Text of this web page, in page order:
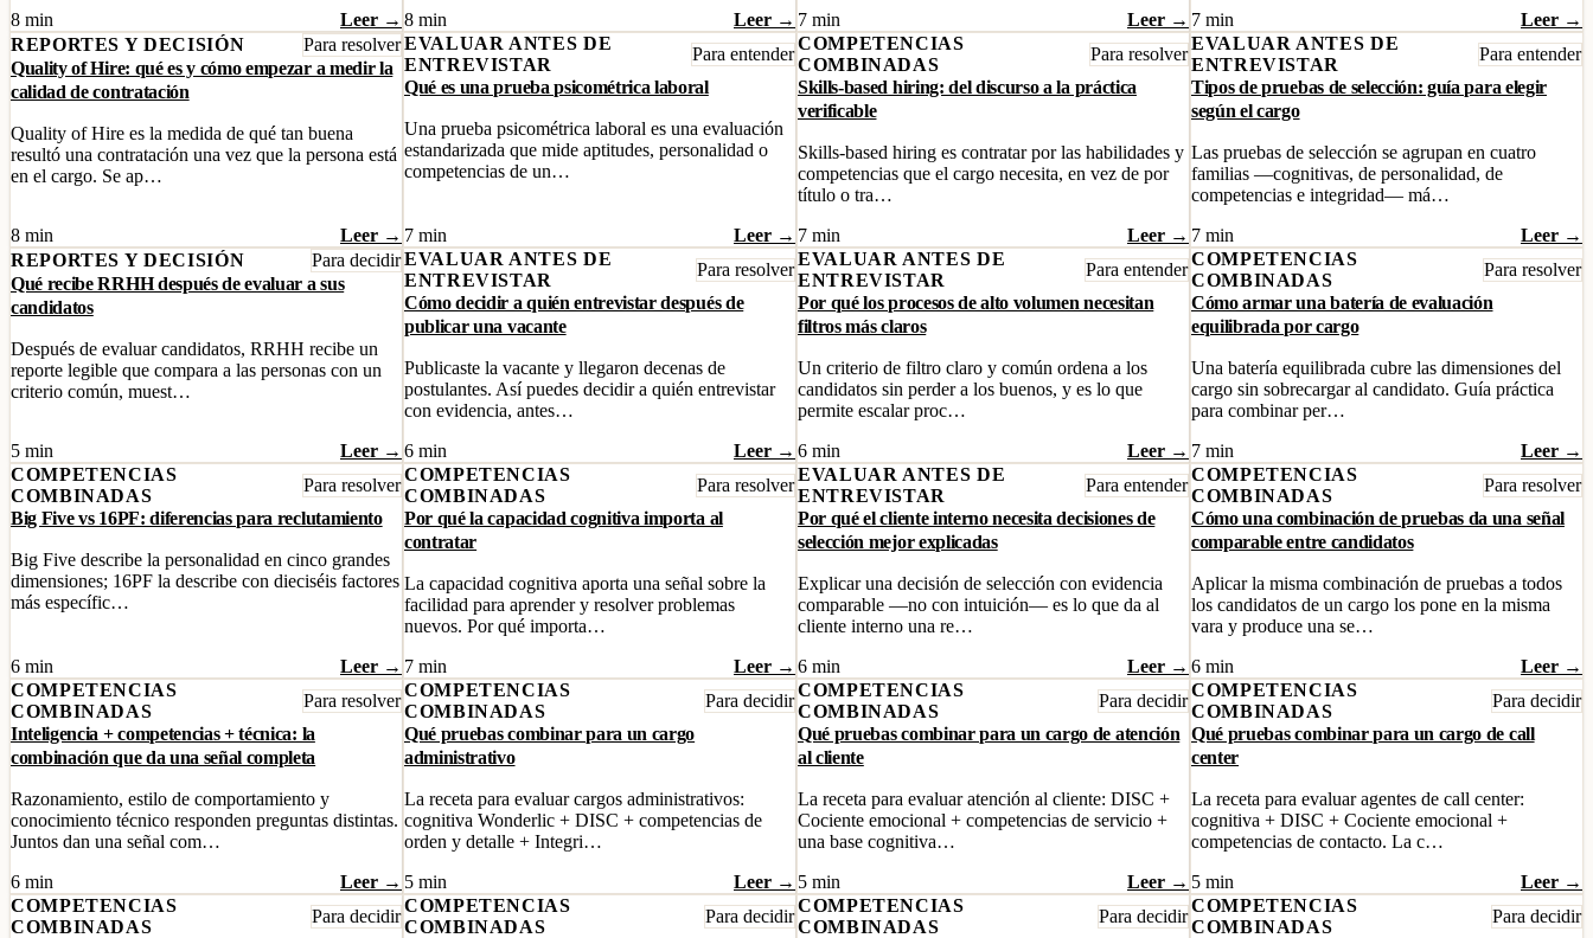
8 min
Leer → 8 min
Leer → 7 min Leer → 7 min
Leer →
REPORTES Y DECISIÓN
Para resolver
Quality of Hire: qué es y cómo empezar a medir la
calidad de contratación
Quality of Hire es la medida de qué tan buena
resultó una contratación una vez que la persona está
en el cargo. Se ap…
8 min Leer →
EVALUAR ANTES DE
ENTREVISTAR
Para entender
Qué es una prueba psicométrica laboral
Una prueba psicométrica laboral es una evaluación
estandarizada que mide aptitudes, personalidad o
competencias de un…
7 min Leer →
COMPETENCIAS
COMBINADAS
Para resolver
Skills-based hiring: del discurso a la práctica
verificable
Skills-based hiring es contratar por las habilidades y
competencias que el cargo necesita, en vez de por
título o tra…
7 min
Leer →
EVALUAR ANTES DE
ENTREVISTAR
Para entender
Tipos de pruebas de selección: guía para elegir
según el cargo
Las pruebas de selección se agrupan en cuatro
familias —cognitivas, de personalidad, de
competencias e integridad— má…
7 min
Leer →
REPORTES Y DECISIÓN
Para decidir
Qué recibe RRHH después de evaluar a sus
candidatos
Después de evaluar candidatos, RRHH recibe un
reporte legible que compara a las personas con un
criterio común, muest…
5 min Leer →
EVALUAR ANTES DE
ENTREVISTAR
Para resolver
Cómo decidir a quién entrevistar después de
publicar una vacante
Publicaste la vacante y llegaron decenas de
postulantes. Así puedes decidir a quién entrevistar
con evidencia, antes…
6 min
Leer →
EVALUAR ANTES DE
ENTREVISTAR
Para entender
Por qué los procesos de alto volumen necesitan
filtros más claros
Un criterio de filtro claro y común ordena a los
candidatos sin perder a los buenos, y es lo que
permite escalar proc…
6 min
Leer →
COMPETENCIAS
COMBINADAS
Para resolver
Cómo armar una batería de evaluación
equilibrada por cargo
Una batería equilibrada cubre las dimensiones del
cargo sin sobrecargar al candidato. Guía práctica
para combinar per…
7 min
Leer →
COMPETENCIAS
COMBINADAS
Para resolver
Big Five vs 16PF: diferencias para reclutamiento
Big Five describe la personalidad en cinco grandes
dimensiones; 16PF la describe con dieciséis factores
más específic…
6 min Leer →
COMPETENCIAS
COMBINADAS
Para resolver
Por qué la capacidad cognitiva importa al
contratar
La capacidad cognitiva aporta una señal sobre la
facilidad para aprender y resolver problemas
nuevos. Por qué importa…
7 min
Leer →
EVALUAR ANTES DE
ENTREVISTAR
Para entender
Por qué el cliente interno necesita decisiones de
selección mejor explicadas
Explicar una decisión de selección con evidencia
comparable —no con intuición— es lo que da al
cliente interno una re…
6 min
Leer →
COMPETENCIAS
COMBINADAS
Para resolver
Cómo una combinación de pruebas da una señal
comparable entre candidatos
Aplicar la misma combinación de pruebas a todos
los candidatos de un cargo los pone en la misma
vara y produce una se…
6 min
Leer →
COMPETENCIAS
COMBINADAS
Para resolver
Inteligencia + competencias + técnica: la
combinación que da una señal completa
Razonamiento, estilo de comportamiento y
conocimiento técnico responden preguntas distintas.
Juntos dan una señal com…
6 min
Leer →
COMPETENCIAS
COMBINADAS
Para decidir
Qué pruebas combinar para un cargo
administrativo
La receta para evaluar cargos administrativos:
cognitiva Wonderlic + DISC + competencias de
orden y detalle + Integri…
5 min
Leer →
COMPETENCIAS
COMBINADAS
Para decidir
Qué pruebas combinar para un cargo de atención
al cliente
La receta para evaluar atención al cliente: DISC +
Cociente emocional + competencias de servicio +
una base cognitiva…
5 min
Leer →
COMPETENCIAS
COMBINADAS
Para decidir
Qué pruebas combinar para un cargo de call
center
La receta para evaluar agentes de call center:
cognitiva + DISC + Cociente emocional +
competencias de contacto. La c…
5 min
Leer →
COMPETENCIAS
COMBINADAS
Para decidir
COMPETENCIAS
COMBINADAS
Para decidir
COMPETENCIAS
COMBINADAS
Para decidir
COMPETENCIAS
COMBINADAS
Para decidir